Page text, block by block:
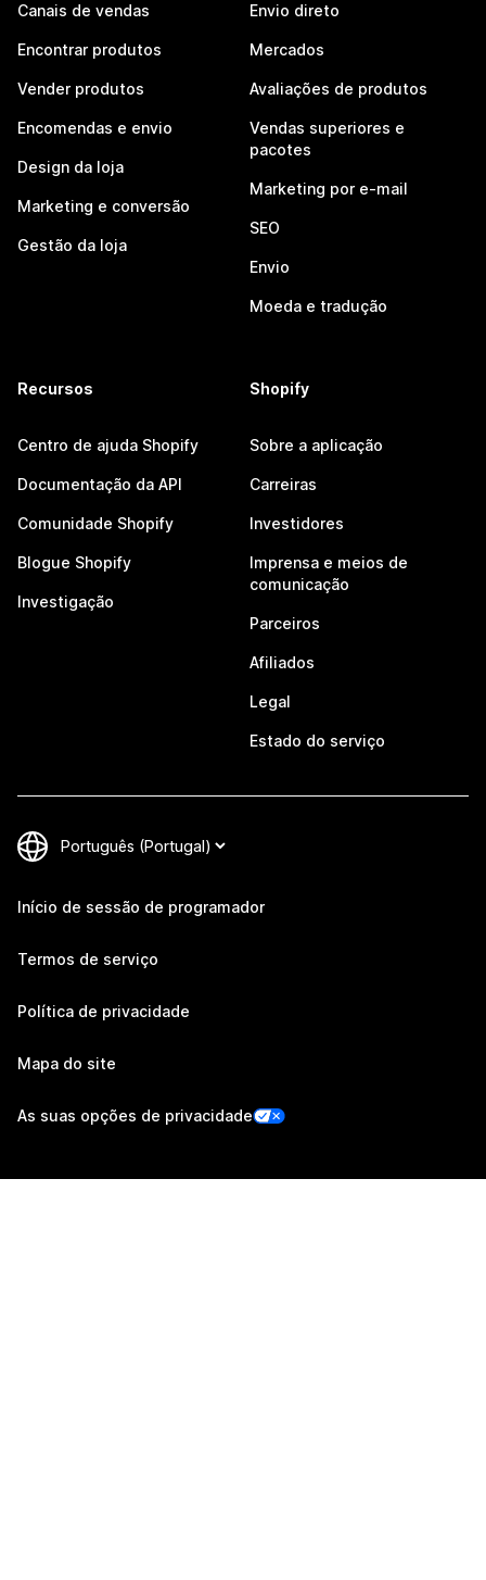
Canais de vendas
Encontrar produtos
Vender produtos
Encomendas e envio
Design da loja
Marketing e conversão
Gestão da loja
Envio direto
Mercados
Avaliações de produtos
Vendas superiores e
pacotes
Marketing por e-mail
SEO
Envio
Moeda e tradução
Recursos
Centro de ajuda Shopify
Documentação da API
Comunidade Shopify
Blogue Shopify
Investigação
Shopify
Sobre a aplicação
Carreiras
Investidores
Imprensa e meios de
comunicação
Parceiros
Afiliados
Legal
Estado do serviço
Início de sessão de programador
Termos de serviço
Política de privacidade
Mapa do site
As suas opções de privacidade